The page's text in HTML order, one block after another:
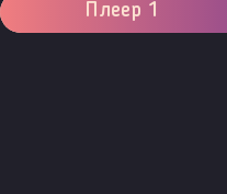
Плеер 1